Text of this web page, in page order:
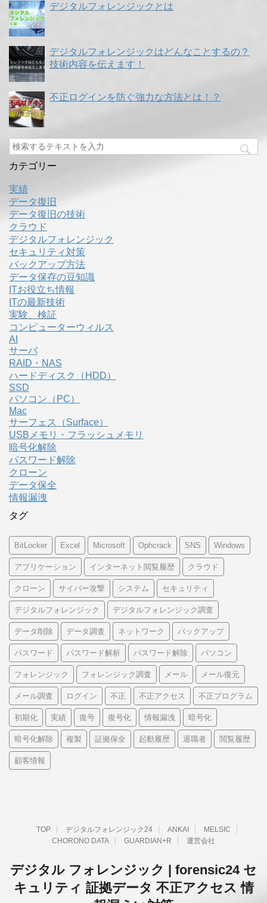
デジタルフォレンジックとは
デジタルフォレンジックはどんなことするの？
技術内容を伝えます！
不正ログインを防ぐ強力な方法とは！？
カテゴリー
実績
データ復旧
データ復旧の技術
クラウド
デジタルフォレンジック
セキュリティ対策
バックアップ方法
データ保存の豆知識
ITお役立ち情報
ITの最新技術
実験、検証
コンピューターウィルス
AI
サーバ
RAID・NAS
ハードディスク（HDD）
SSD
パソコン（PC）
Mac
サーフェス（Surface）
USBメモリ・フラッシュメモリ
暗号化解除
パスワード解除
クローン
データ保全
情報漏洩
タグ
BitLocker Excel Microsoft Ophcrack SNS Windows
アプリケーション インターネット閲覧履歴 クラウド
クローン サイバー攻撃 システム セキュリティ
デジタルフォレンジック デジタルフォレンジック調査
データ削除 データ調査 ネットワーク バックアップ
パスワード パスワード解析 パスワード解除 パソコン
フォレンジック フォレンジック調査 メール メール復元
メール調査 ログイン 不正 不正アクセス 不正プログラム
初期化 実績 復号 復号化 情報漏洩 暗号化
暗号化解除 複製 証拠保全 起動履歴 退職者 閲覧履歴
顧客情報
TOP デジタルフォレンジック24 ANKAI
MELSIC
CHORONO DATA
GUARDIAN+R 運営会社
デジタル フォレンジック | forensic24 セ
キュリティ 証拠データ 不正アクセス 情